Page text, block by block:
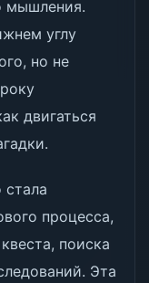
мышления.
углу
но не
двигаться
процесса,
поиска
Эта